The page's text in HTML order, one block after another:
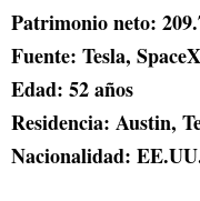
Patrimonio neto:
Fuente: Tesla,
Edad: 52 años
Residencia: Austin,
Nacionalidad: